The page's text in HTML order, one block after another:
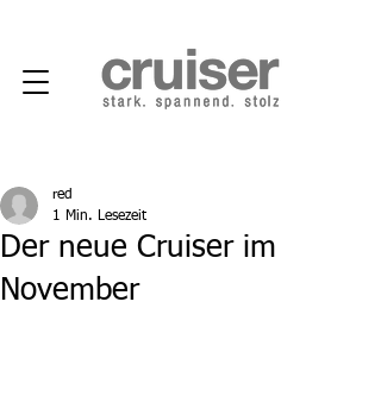
Der neue Cruiser im
November
red
1 Min. Lesezeit